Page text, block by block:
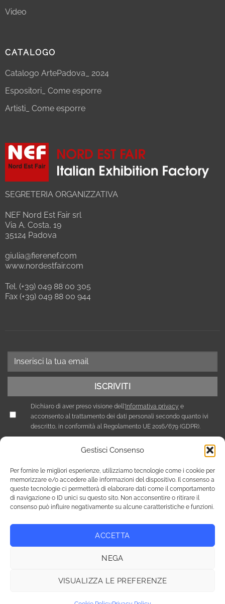
Gestisci Consenso
Per fornire le migliori esperienze, utilizziamo tecnologie come i cookie per
memorizzare e/o accedere alle informazioni del dispositivo. Il consenso a
queste tecnologie ci permetterà di elaborare dati come il comportamento
di navigazione o ID unici su questo sito. Non acconsentire o ritirare il
consenso può influire negativamente su alcune caratteristiche e funzioni.
ACCETTA
NEGA
VISUALIZZA LE PREFERENZE
Video
CATALOGO
Catalogo ArtePadova_ 2024
Espositori_ Come esporre
Artisti_ Come esporre
SEGRETERIA ORGANIZZATIVA
NEF Nord Est Fair srl
Via A. Costa, 19
35124 Padova
giulia@fierenef.com
www.nordestfair.com
Tel. (+39) 049 88 00 305
Fax (+39) 049 88 00 944
Dichiaro di aver preso visione dell'Informativa privacy e
acconsento al trattamento dei dati personali secondo quanto ivi
descritto, in conformità al Regolamento UE 2016/679 (GDPR).
Privacy Policy Cookie Policy (UE)
Copyright 2026 © Tutti i diritti riservati / NEF Nord Est Fair srl ,
fax +39 049 8800944 - email: giulia@fierenef.com / p.iva & c.f.